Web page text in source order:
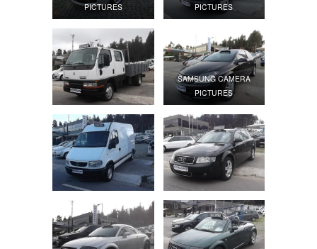
PICTURES
PICTURES
SAMSUNG CAMERA
PICTURES